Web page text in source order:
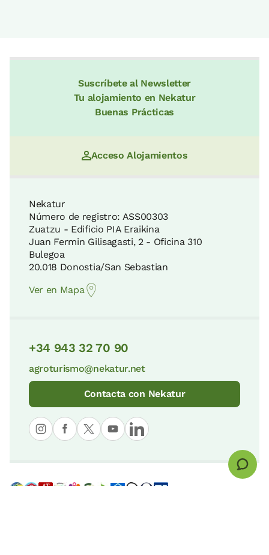
Suscríbete al Newsletter
Tu alojamiento en Nekatur
Buenas Prácticas
Acceso Alojamientos
Nekatur
Número de registro: ASS00303
Zuatzu - Edificio PIA Eraikina
Juan Fermin Gilisagasti, 2 - Oficina 310
Bulegoa
20.018 Donostia/San Sebastian
Ver en Mapa
+34 943 32 70 90
agroturismo@nekatur.net
Contacta con Nekatur